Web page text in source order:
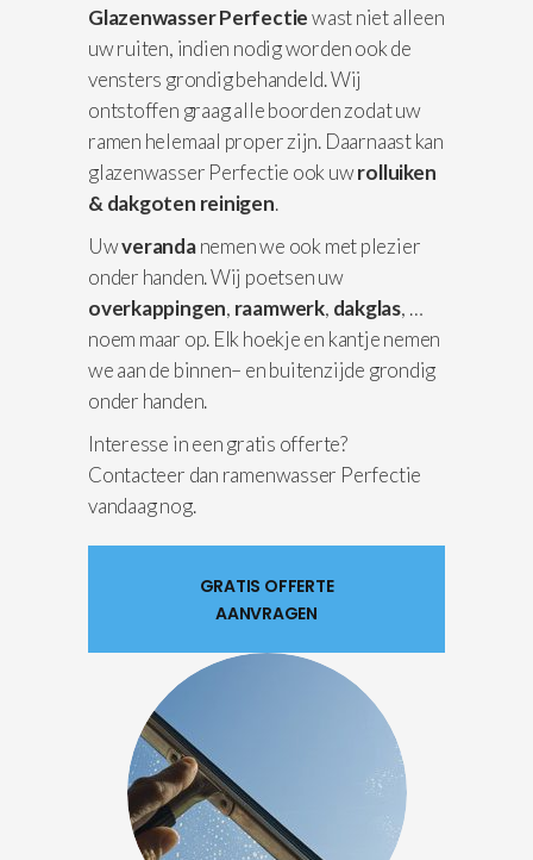
Glazenwasser Perfectiewast niet alleen
uw ruiten, indien nodig worden ook de
vensters grondig behandeld. Wij
ontstoffen graag alle boorden zodat uw
ramen helemaal proper zijn. Daarnaast kan
glazenwasser Perfectie ook uwrolluiken
& dakgoten reinigen.
Uwverandanemen we ook met plezier
onder handen. Wij poetsen uw
overkappingen, raamwerk, dakglas, …
noem maar op. Elk hoekje en kantje nemen
we aan de binnen– en buitenzijde grondig
onder handen.
Interesse in een gratis offerte?
Contacteer dan ramenwasser Perfectie
vandaag nog.
GRATIS OFFERTE
AANVRAGEN